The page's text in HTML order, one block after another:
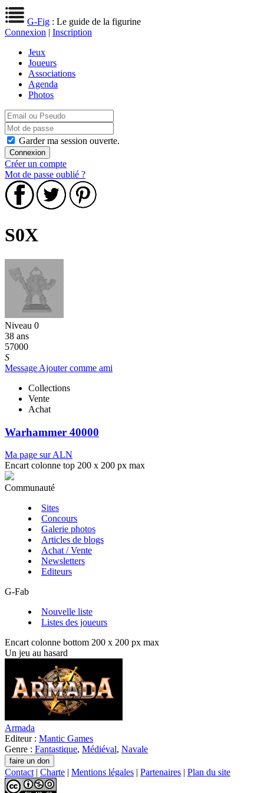
G-Fig : Le guide de la figurine
Connexion | Inscription
Jeux
Joueurs
Associations
Agenda
Photos
Garder ma session ouverte.
Créer un compte
Mot de passe oublié ?
S0X
Niveau 0
38 ans
57000
S
Message Ajouter comme ami
Collections
Vente
Achat
Warhammer 40000
Ma page sur ALN
Encart colonne top 200 x 200 px max
Communauté
Sites
Concours
Galerie photos
Articles de blogs
Achat / Vente
Newsletters
Editeurs
G-Fab
Nouvelle liste
Listes des joueurs
Encart colonne bottom 200 x 200 px max
Un jeu au hasard
Armada
Editeur : Mantic Games
Genre : Fantastique, Médiéval, Navale
Contact | Charte | Mentions légales | Partenaires | Plan du site